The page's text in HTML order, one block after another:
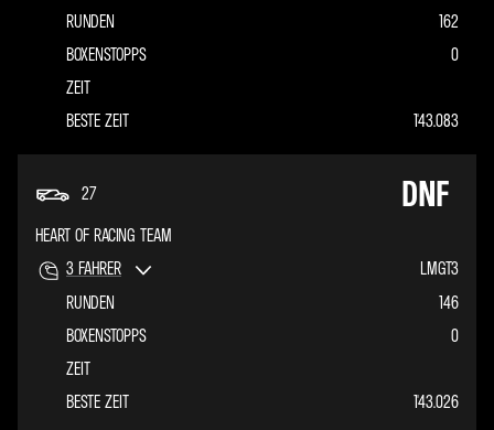
162
0
1'43.083
RUNDEN
BOXENSTOPPS
ZEIT
BESTE ZEIT
DNF
27
3 FAHRER
HEART OF RACING TEAM
LMGT3
146
0
1'43.026
RUNDEN
BOXENSTOPPS
ZEIT
BESTE ZEIT